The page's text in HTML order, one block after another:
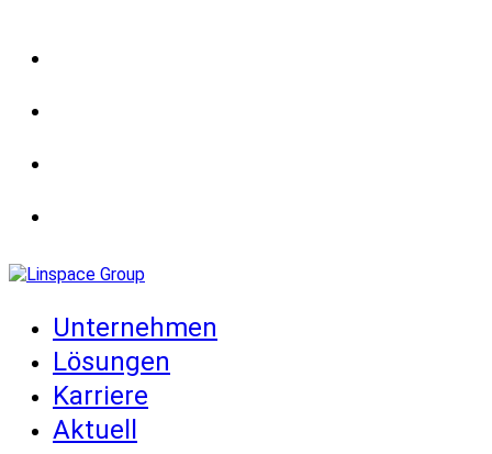
Unternehmen
Lösungen
Karriere
Aktuell